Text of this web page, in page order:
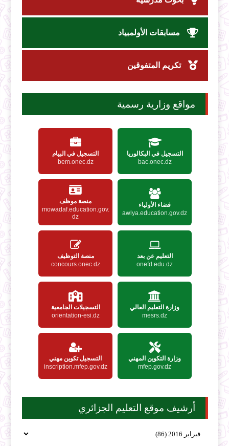
مسابقات الأولمبياد
تكريم المتفوقين
مواقع وزارية رسمية
التسجيل في البكالوريا
bac.onec.dz
التسجيل في البيام
bem.onec.dz
فضاء الأولياء
awlya.education.gov.dz
منصة موظف
mowadaf.education.gov.
dz
التعليم عن بعد
onefd.edu.dz
منصة التوظيف
concours.onec.dz
وزارة التعليم العالي
mesrs.dz
التسجيلات الجامعية
orientation-esi.dz
وزارة التكوين المهني
mfep.gov.dz
التسجيل تكوين مهني
inscription.mfep.gov.dz
أرشيف موقع التعليم الجزائري